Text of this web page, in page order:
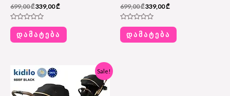
699,00₾339,00₾
Rated
out
of
ᲓᲐᲛᲐᲢᲔᲑᲐ
699,00₾339,00₾
Rated
out
of
ᲓᲐᲛᲐᲢᲔᲑᲐ
Sale!
Original
price
was:
699,00 ₾.
is:
339,00 ₾.